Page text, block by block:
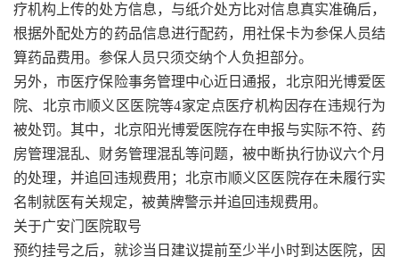
疗机构上传的处方信息，与纸介处方比对信息真实准确后，
根据外配处方的药品信息进行配药，用社保卡为参保人员结
算药品费用。参保人员只须交纳个人负担部分。
另外，市医疗保险事务管理中心近日通报，北京阳光博爱医
院、北京市顺义区医院等4家定点医疗机构因存在违规行为
被处罚。其中，北京阳光博爱医院存在申报与实际不符、药
房管理混乱、财务管理混乱等问题，被中断执行协议六个月
的处理，并追回违规费用；北京市顺义区医院存在未履行实
名制就医有关规定，被黄牌警示并追回违规费用。
关于广安门医院取号
预约挂号之后，就诊当日建议提前至少半小时到达医院，因